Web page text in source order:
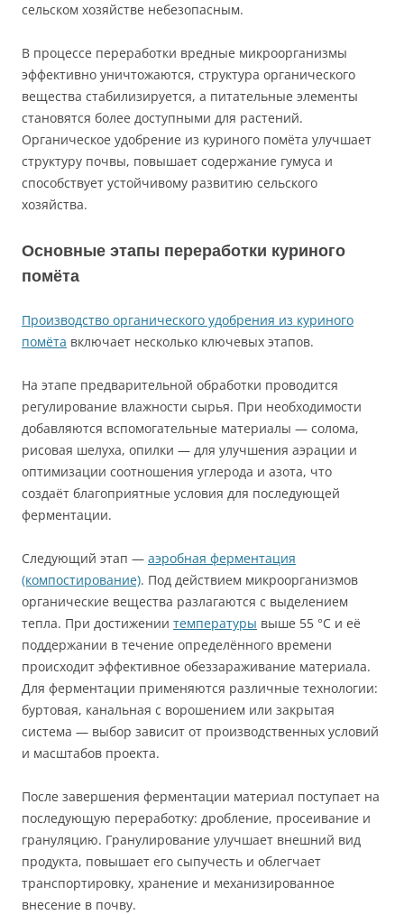
сельском хозяйстве небезопасным.
В процессе переработки вредные микроорганизмы
эффективно уничтожаются, структура органического
вещества стабилизируется, а питательные элементы
становятся более доступными для растений.
Органическое удобрение из куриного помёта улучшает
структуру почвы, повышает содержание гумуса и
способствует устойчивому развитию сельского
хозяйства.
Основные этапы переработки куриного
помёта
Производство органического удобрения из куриного
помёта включает несколько ключевых этапов.
На этапе предварительной обработки проводится
регулирование влажности сырья. При необходимости
добавляются вспомогательные материалы — солома,
рисовая шелуха, опилки — для улучшения аэрации и
оптимизации соотношения углерода и азота, что
создаёт благоприятные условия для последующей
ферментации.
Следующий этап — аэробная ферментация
(компостирование). Под действием микроорганизмов
органические вещества разлагаются с выделением
тепла. При достижении температуры выше 55 °C и её
поддержании в течение определённого времени
происходит эффективное обеззараживание материала.
Для ферментации применяются различные технологии:
буртовая, канальная с ворошением или закрытая
система — выбор зависит от производственных условий
и масштабов проекта.
После завершения ферментации материал поступает на
последующую переработку: дробление, просеивание и
грануляцию. Гранулирование улучшает внешний вид
продукта, повышает его сыпучесть и облегчает
транспортировку, хранение и механизированное
внесение в почву.